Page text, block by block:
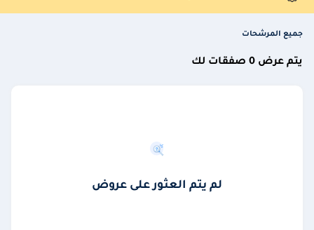
جميع المرشحات
يتم عرض 0 صفقات لك
لم يتم العثور على عروض